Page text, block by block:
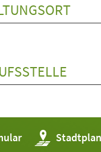
Stadtplan
(Öffnet
in